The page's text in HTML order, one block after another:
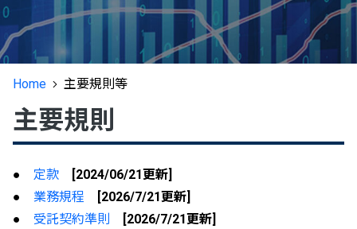
ビジョン
デリバティブ発祥の地“堂島”
電子公告
先物取引のご案内
商品先物取引ガイド
取引をはじめるには
取引資格の取得について
取引参加者名簿
上場商品について
堂島コメ平均®（米穀指数）
堂島金10
堂島金500
主要規則等
取引関連データ
ヒストリカルデータ
新商品情報
堂島貴金属
商品概要
特設ページ
活用方法
決済方法
活用事例インタビュー
現物コメ指数
Home 主要規則等
主要規則
● 定款 [2024/06/21更新]
● 業務規程 [2026/7/21更新]
● 受託契約準則
[2026/7/21更新]